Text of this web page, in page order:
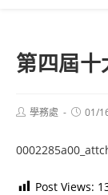
第四屆
Post學務處
Post01/
Post Views: